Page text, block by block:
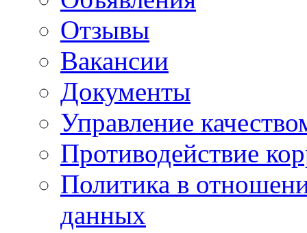
Отзывы
Вакансии
Документы
Управление
Противодействие
Политика в
данных